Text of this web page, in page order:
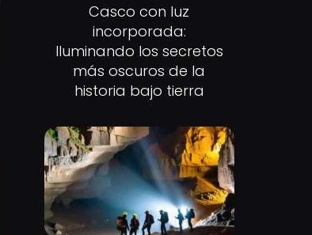
Casco con luz
incorporada:
Iluminando los secretos
más oscuros de la
historia bajo tierra